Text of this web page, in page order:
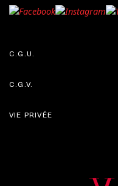
C.G.U.
C.G.V.
VIE PRIVÉE